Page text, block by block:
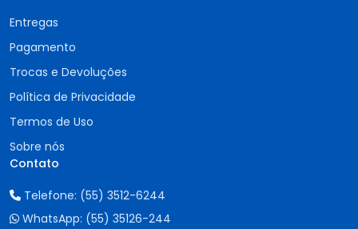
Entregas
Pagamento
Trocas e Devoluções
Política de Privacidade
Termos de Uso
Sobre nós
Contato
Telefone: (55) 3512-6244
WhatsApp: (55) 35126-244